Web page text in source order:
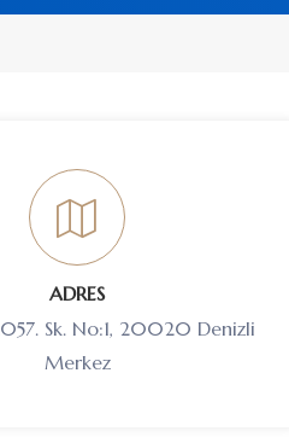
ADRES
Sk. No:1, 20020 Denizli
Merkez